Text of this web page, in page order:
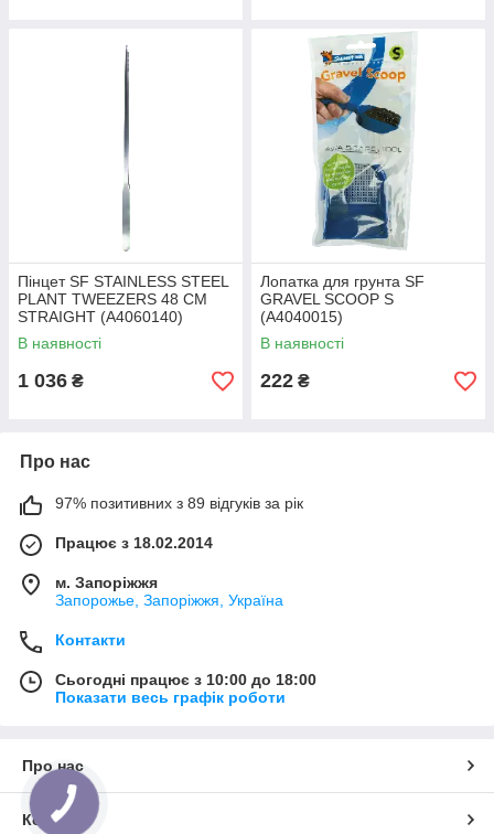
Пінцет SF STAINLESS STEEL
PLANT TWEEZERS 48 CM
STRAIGHT (A4060140)
В наявності
1 036 ₴
Лопатка для грунта SF
GRAVEL SCOOP S
(A4040015)
В наявності
222 ₴
Про нас
97% позитивних з 89 відгуків за рік
Працює з 18.02.2014
м. Запоріжжя
Запорожье, Запоріжжя, Україна
Контакти
Сьогодні працює з 10:00 до 18:00
Показати весь графік роботи
Про нас
Контакти